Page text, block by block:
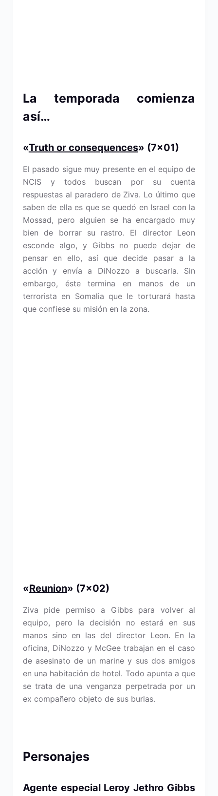
La temporada comienza
así…
«Truth or consequences» (7×01)
El pasado sigue muy presente en el equipo de
NCIS y todos buscan por su cuenta
respuestas al paradero de Ziva. Lo último que
saben de ella es que se quedó en Israel con la
Mossad, pero alguien se ha encargado muy
bien de borrar su rastro. El director Leon
esconde algo, y Gibbs no puede dejar de
pensar en ello, así que decide pasar a la
acción y envía a DiNozzo a buscarla. Sin
embargo, éste termina en manos de un
terrorista en Somalia que le torturará hasta
que confiese su misión en la zona.
«Reunion» (7×02)
Ziva pide permiso a Gibbs para volver al
equipo, pero la decisión no estará en sus
manos sino en las del director Leon. En la
oficina, DiNozzo y McGee trabajan en el caso
de asesinato de un marine y sus dos amigos
en una habitación de hotel. Todo apunta a que
se trata de una venganza perpetrada por un
ex compañero objeto de sus burlas.
Personajes
Agente especial Leroy Jethro Gibbs